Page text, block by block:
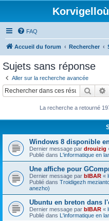
FAQ
Accueil du forum Rechercher
Sujets sans réponse
Aller sur la recherche avancée
La recherche a retourné
Windows 8 disponible
Dernier message par drouizig
Publié dans L'informatique en
Une affiche pour
Dernier message par bIBAR «
Publié dans Troidigezh
anezho)
Ubuntu en breton dans
Dernier message par bIBAR «
Publié dans L'informatique en